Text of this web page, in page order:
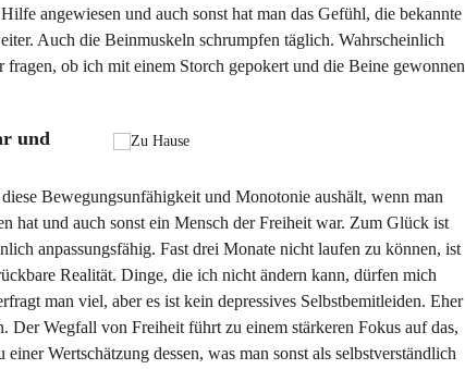
angewiesen und auch sonst hat man das Gefühl, die bekannte
Auch die Beinmuskeln schrumpfen täglich. Wahrscheinlich
fragen, ob ich mit einem Storch gepokert und die Beine gewonnen
und
Bewegungsunfähigkeit und Monotonie aushält, wenn man
hat und auch sonst ein Mensch der Freiheit war. Zum Glück ist
anpassungsfähig. Fast drei Monate nicht laufen zu können, ist
Realität. Dinge, die ich nicht ändern kann, dürfen mich
man viel, aber es ist kein depressives Selbstbemitleiden. Eher
Der Wegfall von Freiheit führt zu einem stärkeren Fokus auf das,
Wertschätzung dessen, was man sonst als selbstverständlich